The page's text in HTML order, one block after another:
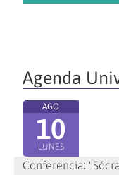
Agenda
AGO
10
LUNES
Conferencia: